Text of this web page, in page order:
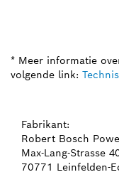
* Meer informatie
volgende link:
Fabrikant:
Robert Bosch
Max-Lang-Strasse
70771 Leinfelden-